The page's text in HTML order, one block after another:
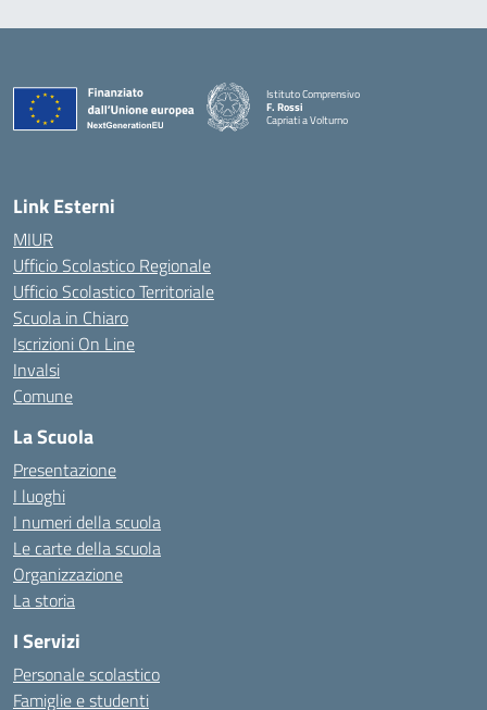
Istituto Comprensivo
F. Rossi
Capriati a Volturno
— Visita la pagina iniziale della scuola
Link Esterni
MIUR
Ufficio Scolastico Regionale
Ufficio Scolastico Territoriale
Scuola in Chiaro
Iscrizioni On Line
Invalsi
Comune
La Scuola
Presentazione
I luoghi
I numeri della scuola
Le carte della scuola
Organizzazione
La storia
I Servizi
Personale scolastico
Famiglie e studenti